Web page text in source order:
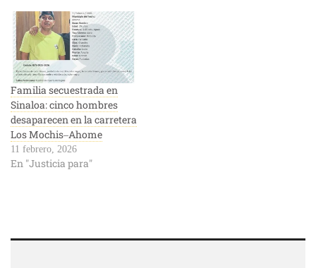
Familia secuestrada en
Sinaloa: cinco hombres
desaparecen en la carretera
Los Mochis–Ahome
11 febrero, 2026
En "Justicia para"